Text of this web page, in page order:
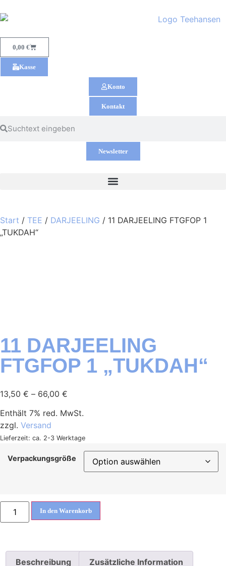
0,00 €
Kasse
Konto
Kontakt
Newsletter
Start / TEE / DARJEELING / 11 DARJEELING FTGFOP 1
„TUKDAH“
11 DARJEELING
FTGFOP 1 „TUKDAH“
13,50 € – 66,00 €
Enthält 7% red. MwSt.
zzgl. Versand
Lieferzeit: ca. 2-3 Werktage
Verpackungsgröße
In den Warenkorb
Beschreibung Zusätzliche Information